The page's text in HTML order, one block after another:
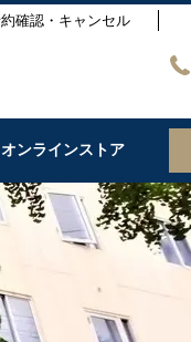
確認・キャンセル
オンラインストア